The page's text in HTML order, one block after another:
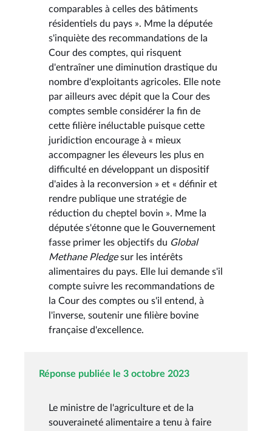
comparables à celles des bâtiments
résidentiels du pays ». Mme la députée
s'inquiète des recommandations de la
Cour des comptes, qui risquent
d'entraîner une diminution drastique du
nombre d'exploitants agricoles. Elle note
par ailleurs avec dépit que la Cour des
comptes semble considérer la fin de
cette filière inéluctable puisque cette
juridiction encourage à « mieux
accompagner les éleveurs les plus en
difficulté en développant un dispositif
d'aides à la reconversion » et « définir et
rendre publique une stratégie de
réduction du cheptel bovin ». Mme la
députée s'étonne que le Gouvernement
fasse primer les objectifs du Global
Methane Pledgesur les intérêts
alimentaires du pays. Elle lui demande s'il
compte suivre les recommandations de
la Cour des comptes ou s'il entend, à
l'inverse, soutenir une filière bovine
française d'excellence.
Réponse publiée le 3 octobre 2023
Le ministre de l'agriculture et de la
souveraineté alimentaire a tenu à faire